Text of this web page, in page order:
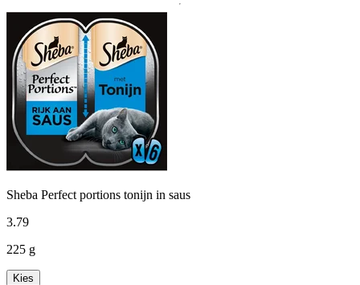
Sheba Perfect portions tonijn in saus
3.79
225 g
Kies